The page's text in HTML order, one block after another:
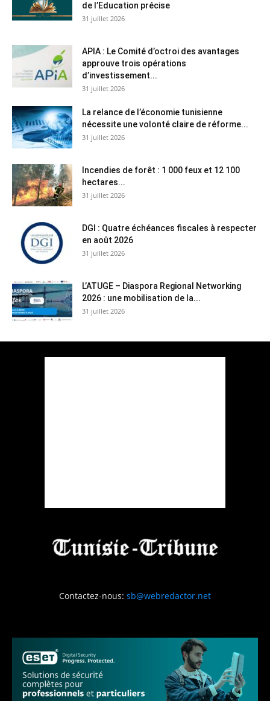
de l’Education précise
31 juillet 2026
APIA : Le Comité d’octroi des avantages
approuve trois opérations
d’investissement...
31 juillet 2026
La relance de l’économie tunisienne
nécessite une volonté claire de réforme...
31 juillet 2026
Incendies de forêt : 1 000 feux et 12 100
hectares...
31 juillet 2026
DGI : Quatre échéances fiscales à respecter
en août 2026
31 juillet 2026
L’ATUGE – Diaspora Regional Networking
2026 : une mobilisation de la...
31 juillet 2026
Contactez-nous: sb@webredactor.net